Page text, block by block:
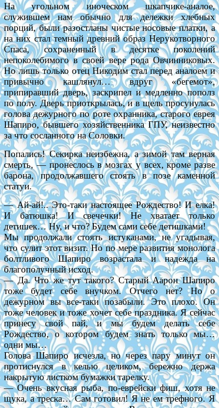
На угольном иноческом шкапчике-аналое,
служившем нам обычно для дележки хлебных
порций, были разостланы чистые носовые платки, а
на них стал темный древний образ Нерукотворного
Спаса, сохраненный в десятке поколений
непоколебимого в своей вере рода Овчинниковых.
Но лишь только отец Никодим стал перед аналоем и
привычно кашлянул… вдруг «бегемот»,
припиравший дверь, заскрипел и медленно пополз
по полу. Дверь приоткрылась, и в щель просунулась
голова дежурного по роте охранника, старого еврея
Шапиро, бывшего хозяйственника ГПУ, неизвестно
за что сосланного на Соловки.
Попались! Секирка неизбежна, а зимой там верная
смерть, — пронеслось в мозгах у всех, кроме разве
барона, продолжавшего стоять в позе каменной
статуи.
— Ай-ай!.. Это-таки настоящее Рождество! И елка!
И батюшка! И свечечки! Не хватает только
детишек… Ну, и что? Будем сами себе детишками!
Мы продолжали стоять истуканами, не угадывая,
что сулит этот визит. Но по мере развития монолога
болтливого Шапиро возрастала и надежда на
благополучный исход.
— Да. Что же тут такого? Старый Аарон Шапиро
тоже будет себе внучком. Отчего нет? Но о
дежурном вы все-таки позабыли. Это плохо. Он
тоже человек и тоже хочет себе праздника. Я сейчас
принесу свой пай, и мы будем делать себе
Рождество, о котором будем знать только мы…
одни мы…
Голова Шапиро исчезла, но через пару минут он
протиснулся в келью целиком, бережно держа
накрытую листком бумажки тарелку.
— Очень вкусная рыба, по-еврейски фиш, хотя не
щука, а треска… Сам готовил! Я не ем трефного. Я